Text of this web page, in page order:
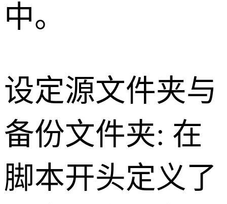
中。
设定源文件夹与
备份文件夹: 在
脚本开头定义了